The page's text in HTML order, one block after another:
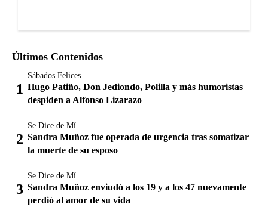
Últimos Contenidos
Sábados Felices
Hugo Patiño, Don Jediondo, Polilla y más humoristas
despiden a Alfonso Lizarazo
Se Dice de Mí
Sandra Muñoz fue operada de urgencia tras somatizar
la muerte de su esposo
Se Dice de Mí
Sandra Muñoz enviudó a los 19 y a los 47 nuevamente
perdió al amor de su vida